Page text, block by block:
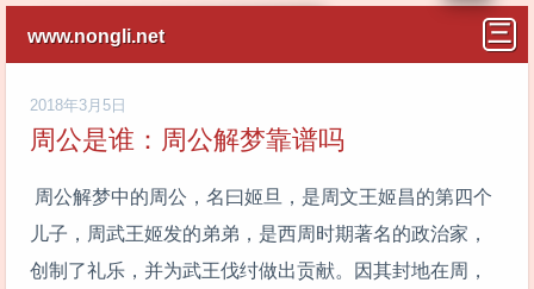
www.nongli.net
2018年3月5日
周公是谁：周公解梦靠谱吗
周公解梦中的周公，名曰姬旦，是周文王姬昌的第四个
儿子，周武王姬发的弟弟，是西周时期著名的政治家，
创制了礼乐，并为武王伐纣做出贡献。因其封地在周，